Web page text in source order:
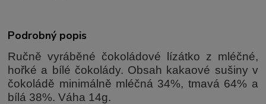
Podrobný popis
Ručně vyráběné čokoládové lízátko z mléčné,
hořké a bílé čokolády. Obsah kakaové sušiny v
čokoládě minimálně mléčná 34%, tmavá 64% a
bílá 38%. Váha 14g.